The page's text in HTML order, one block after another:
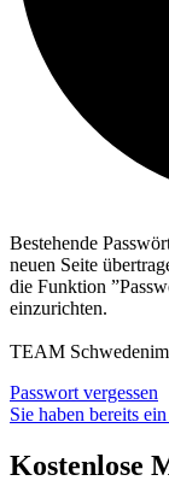
Bestehende
neuen Seite
die Funktion
einzurichten.
TEAM
Passwort vergessen
Sie haben bereits
Kostenlose